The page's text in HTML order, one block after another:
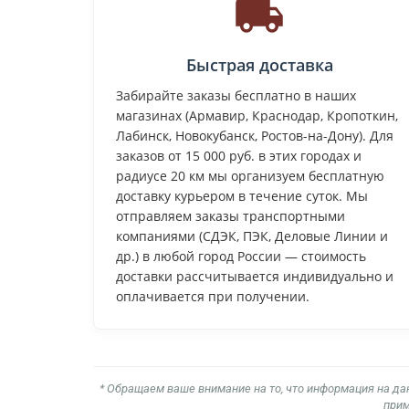
Быстрая доставка
Забирайте заказы бесплатно в наших
магазинах (Армавир, Краснодар, Кропоткин,
Лабинск, Новокубанск, Ростов-на-Дону). Для
заказов от 15 000 руб. в этих городах и
радиусе 20 км мы организуем бесплатную
доставку курьером в течение суток. Мы
отправляем заказы транспортными
компаниями (СДЭК, ПЭК, Деловые Линии и
др.) в любой город России — стоимость
доставки рассчитывается индивидуально и
оплачивается при получении.
* Обращаем ваше внимание на то, что информация на